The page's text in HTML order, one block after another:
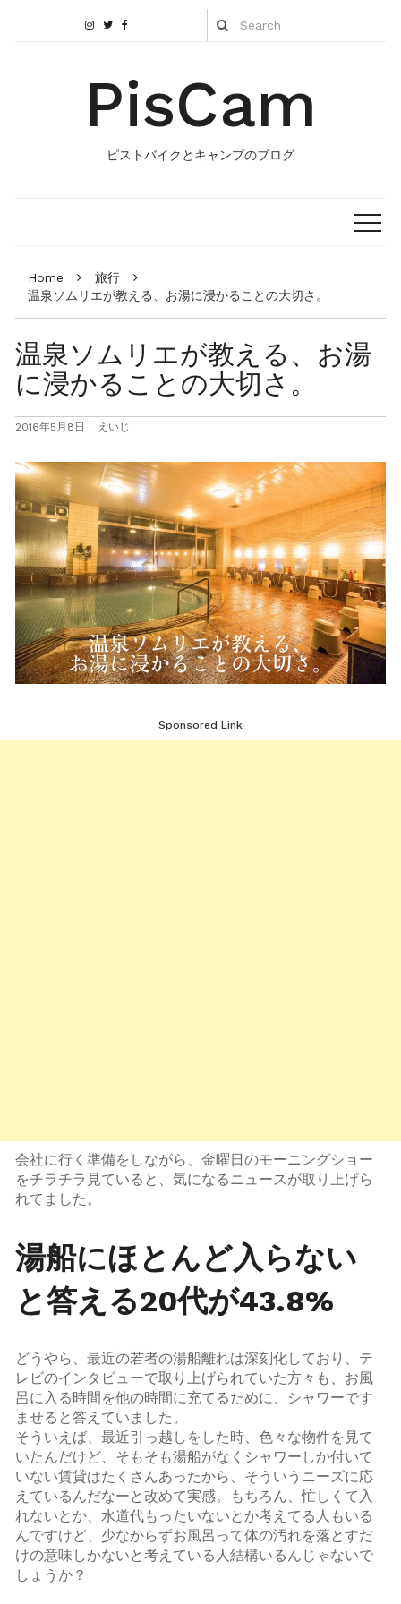
PisCam
ピストバイクとキャンプのブログ
Home
旅行
温泉ソムリエが教える、お湯に浸かることの大切さ。
温泉ソムリエが教える、お湯
に浸かることの大切さ。
2016年5月8日 えいじ
Sponsored Link
会社に行く準備をしながら、金曜日のモーニングショー
をチラチラ見ていると、気になるニュースが取り上げら
れてました。
湯船にほとんど入らない
と答える20代が43.8%
どうやら、最近の若者の湯船離れは深刻化しており、テ
レビのインタビューで取り上げられていた方々も、お風
呂に入る時間を他の時間に充てるために、シャワーです
ませると答えていました。
そういえば、最近引っ越しをした時、色々な物件を見て
いたんだけど、そもそも湯船がなくシャワーしか付いて
いない賃貸はたくさんあったから、そういうニーズに応
えているんだなーと改めて実感。もちろん、忙しくて入
れないとか、水道代もったいないとか考えてる人もいる
んですけど、少なからずお風呂って体の汚れを落とすだ
けの意味しかないと考えている人結構いるんじゃないで
しょうか？